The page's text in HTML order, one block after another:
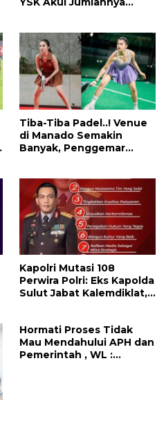
Kemampuan Anggaran
Tiba-Tiba Padel..! Venue
di Manado Semakin
Banyak, Penggemar
Kapolri Mutasi 108
Perwira Polri: Eks Kapolda
Sulut Jabat Kalemdiklat,
Hormati Proses Tidak
Mau Mendahului APH dan
Pemerintah , WL :